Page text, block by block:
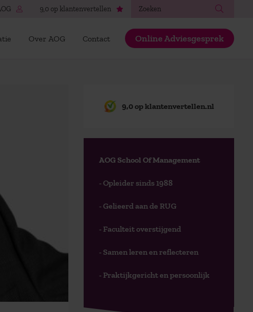
9,0 op klantenvertellen
Over AOG Contact Online Adviesgesprek
9,0 op klantenvertellen.nl
AOG School Of Management
- Opleider sinds 1988
- Gelieerd aan de RUG
- Faculteit overstijgend
- Samen leren en reflecteren
- Praktijkgericht en persoonlijk